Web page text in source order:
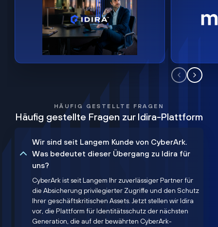
HÄUFIG GESTELLTE FRAGEN
Häufig gestellte Fragen zur Idira-Plattform
Wir sind seit Langem Kunde von CyberArk.
Was bedeutet dieser Übergang zu Idira für
uns?
CyberArk ist seit Langem Ihr zuverlässiger Partner für
die Absicherung privilegierter Zugriffe und den Schutz
Ihrer geschäftskritischen Assets. Jetzt stellen wir Idira
vor, die Plattform für Identitätsschutz der nächsten
Generation, die auf der bewährten CyberArk-